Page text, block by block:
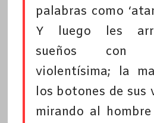
palabras como
Y luego les
sueños con
violentísima; la
los botones de sus
mirando al